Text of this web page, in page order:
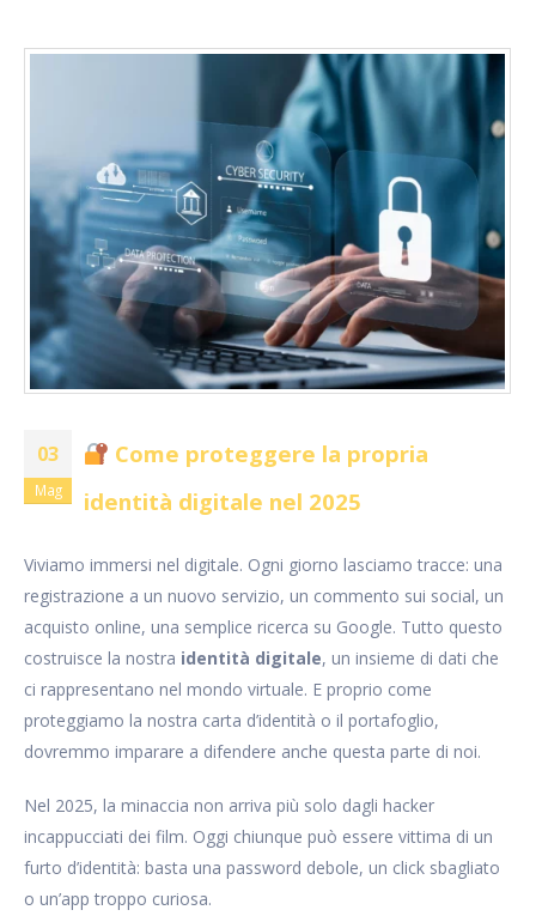
03
Mag
Come proteggere la propria
identità digitale nel 2025
Viviamo immersi nel digitale. Ogni giorno lasciamo tracce: una
registrazione a un nuovo servizio, un commento sui social, un
acquisto online, una semplice ricerca su Google. Tutto questo
costruisce la nostra identità digitale, un insieme di dati che
ci rappresentano nel mondo virtuale. E proprio come
proteggiamo la nostra carta d’identità o il portafoglio,
dovremmo imparare a difendere anche questa parte di noi.
Nel 2025, la minaccia non arriva più solo dagli hacker
incappucciati dei film. Oggi chiunque può essere vittima di un
furto d’identità: basta una password debole, un click sbagliato
o un’app troppo curiosa.